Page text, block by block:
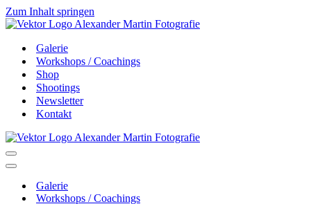
Zum Inhalt springen
Galerie
Workshops / Coachings
Shop
Shootings
Newsletter
Kontakt
Navigationsmenü
Navigationsmenü
Galerie
Workshops / Coachings